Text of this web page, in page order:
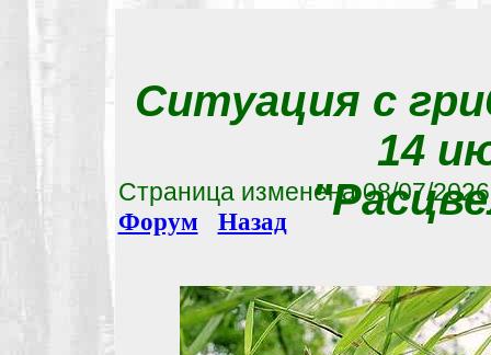
Ситуация с
14
Страница изменена08/07/
Форум
Назад